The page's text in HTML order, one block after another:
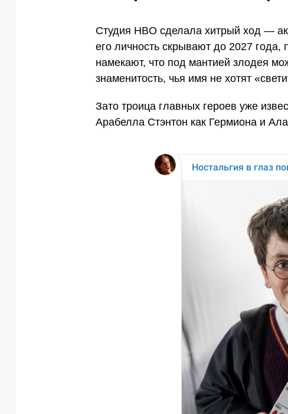
Студия HBO сделала хитрый ход —
его личность скрывают до 2027 года,
намекают, что под мантией злодея
знаменитость, чья имя не хотят
Зато троица главных героев уже
Арабелла Стэнтон как Гермиона и